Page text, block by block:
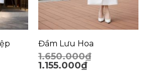
Đầm Lưu Hoa
1.650.000₫
1.155.000₫